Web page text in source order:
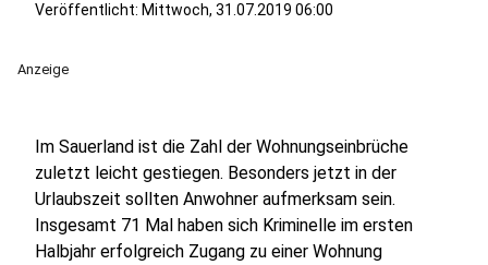
Veröffentlicht: Mittwoch, 31.07.2019 06:00
Anzeige
Im Sauerland ist die Zahl der Wohnungseinbrüche
zuletzt leicht gestiegen. Besonders jetzt in der
Urlaubszeit sollten Anwohner aufmerksam sein.
Insgesamt 71 Mal haben sich Kriminelle im ersten
Halbjahr erfolgreich Zugang zu einer Wohnung